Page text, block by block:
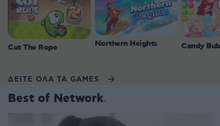
Cut The Rope Northern Heights Candy
ΔΕΙΤΕ ΟΛΑ ΤΑ GAMES
Best of Network